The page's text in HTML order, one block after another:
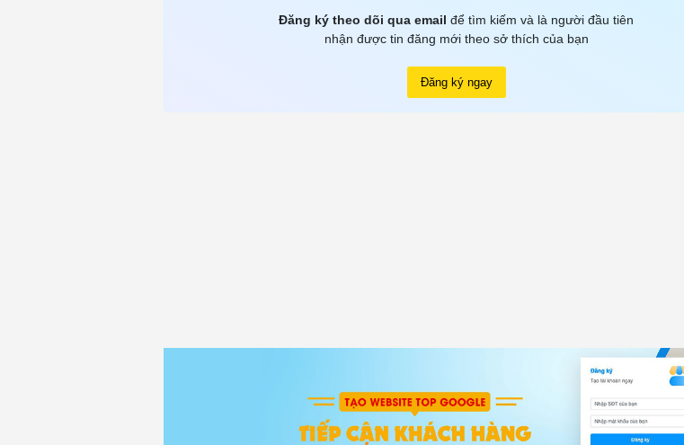
Đăng ký theo dõi qua email để tìm kiếm và là người đầu tiên
nhận được tin đăng mới theo sở thích của bạn
Đăng ký ngay